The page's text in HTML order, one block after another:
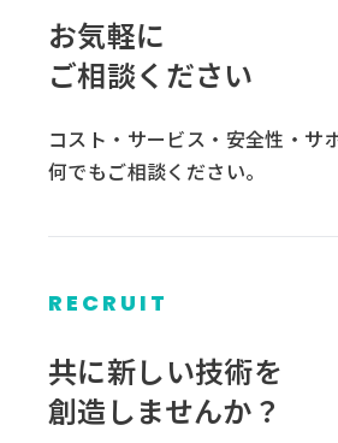
お気軽に
ご相談ください
コスト・サービス・安全性・サ
何でもご相談ください。
RECRUIT
共に新しい技術を
創造しませんか？
ル
ー
プ